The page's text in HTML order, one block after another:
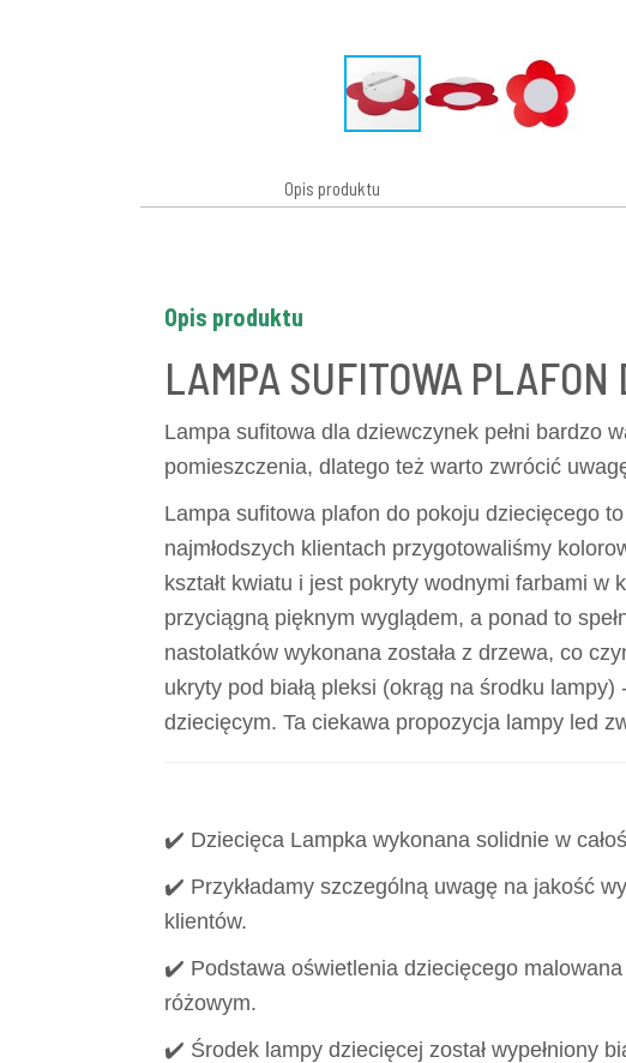
Opis produktu
Opis produktu
LAMPA SUFITOWA PLAFON
Lampa sufitowa dla dziewczynek pełni bardzo
pomieszczenia, dlatego też warto zwrócić
Lampa sufitowa plafon do pokoju dziecięcego
najmłodszych klientach przygotowaliśmy
kształt kwiatu i jest pokryty wodnymi farbami
przyciągną pięknym wyglądem, a ponad to
nastolatków wykonana została z drzewa, co
ukryty pod białą pleksi (okrąg na środku lampy)
dziecięcym. Ta ciekawa propozycja lampy led
✔️ Dziecięca Lampka wykonana solidnie w
✔️ Przykładamy szczególną uwagę na jakość
klientów.
✔️ Podstawa oświetlenia dziecięcego
różowym.
✔️ Środek lampy dziecięcej został wypełniony